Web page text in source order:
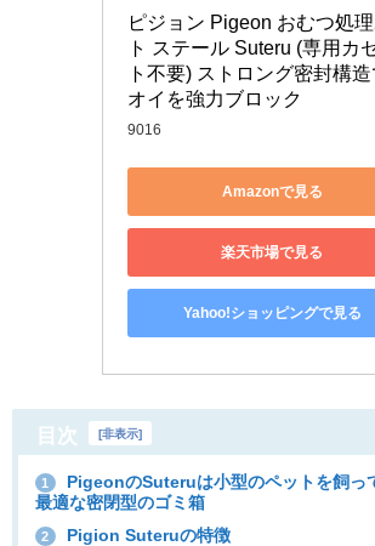
ピジョン Pigeon おむつ処
ト ステール Suteru (専用カ
ト不要) ストロング密封構
オイを強力ブロック
9016
Amazonで見る
楽天市場で見る
Yahoo!ショッピングで見る
目次 [非表示]
1
PigeonのSuteruは小型のペットを飼っ
最適な密閉型のゴミ箱
2 Pigion Suteruの特徴